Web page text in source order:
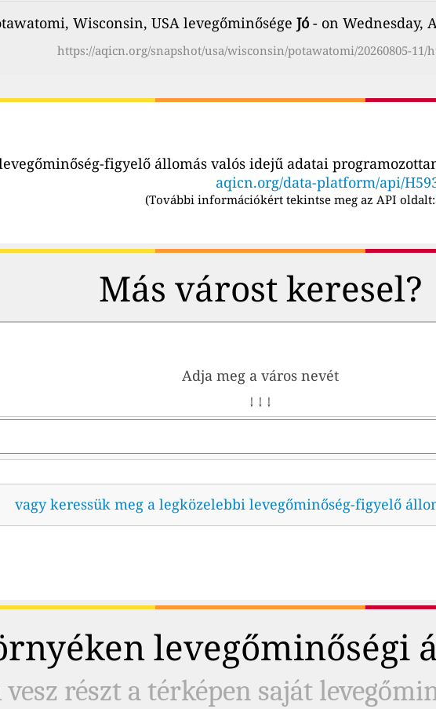
Wisconsin, USA levegőminősége Jó- on Wednesday,
https://aqicn.org/snapshot/usa/wisconsin/potawatomi/20260805-11/
figyelő állomás valós idejű adatai
aqicn.org/data-platform/api/
(További információkért tekintse meg az API oldalt:
Más várost keresel?
Adja meg a város nevét
↓ ↓ ↓
vagy keressük meg a legközelebbi levegőminőség-figyelő
levegőminőségi
részt a térképen saját